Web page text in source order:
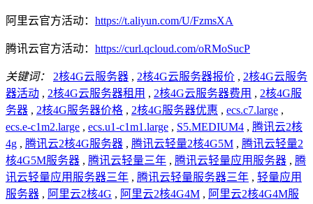
阿里云官方活动： https://t.aliyun.com/U/FzmsXA
腾讯云官方活动： https://curl.qcloud.com/oRMoSucP
关键词： 2核4G云服务器 , 2核4G云服务器报价 , 2核4G云服务
器活动 , 2核4G云服务器租用 , 2核4G云服务器费用 , 2核4G服
务器 , 2核4G服务器价格 , 2核4G服务器优惠 , ecs.c7.large ,
ecs.e-c1m2.large , ecs.u1-c1m1.large , S5.MEDIUM4 , 腾讯云2核
4g , 腾讯云2核4G服务器 , 腾讯云轻量2核4G5M , 腾讯云轻量2
核4G5M服务器 , 腾讯云轻量三年 , 腾讯云轻量应用服务器 , 腾
讯云轻量应用服务器三年 , 腾讯云轻量服务器三年 , 轻量应用
服务器 , 阿里云2核4G , 阿里云2核4G4M , 阿里云2核4G4M服